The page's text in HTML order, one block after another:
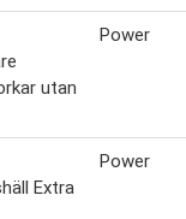
utan
Power
Extra
Power